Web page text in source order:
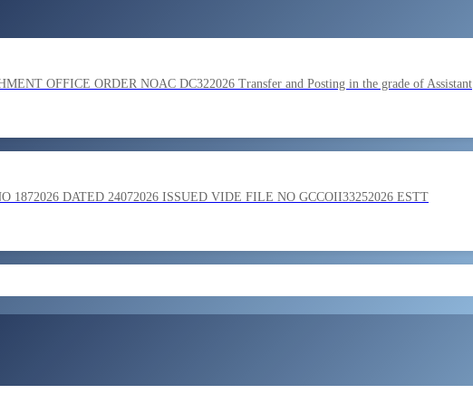
on the basis of result of Combined Graduate Level Examination
by SSC on the basis of result of CombIned Graduate Level E
OFFICE ORDER NOAC DC322026 Transfer and Posting in the grade of Assistant
1872026 DATED 24072026 ISSUED VIDE FILE NO GCCOII33252026 ESTT